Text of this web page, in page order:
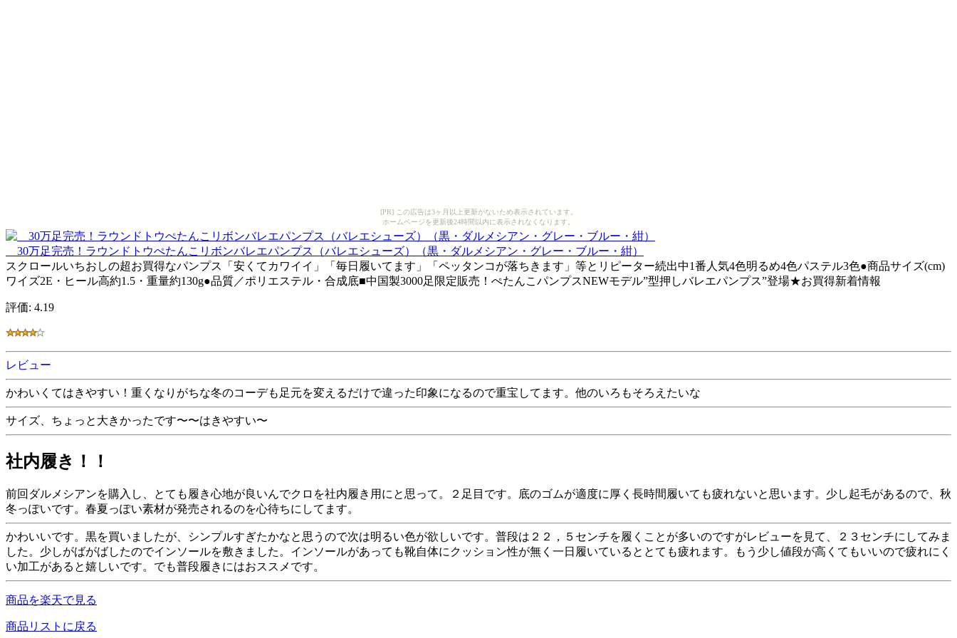
[PR] この広告は3ヶ月以上更新がないため表示されています。
ホームページを更新後24時間以内に表示されなくなります。
30万足完売！ラウンドトウぺたんこリボンバレエパンプス（バレエシューズ）（黒・ダルメシアン・グレー・ブルー・紺）
スクロールいちおしの超お買得なパンプス「安くてカワイイ」「毎日履いてます」「ペッタンコが落ちきます」等とリピーター続出中1番人気4色明るめ4色パステル3色●商品サイズ(cm)
ワイズ2E・ヒール高約1.5・重量約130g●品質／ポリエステル・合成底■中国製3000足限定販売！ぺたんこパンプスNEWモデル”型押しバレエパンプス”登場★お買得新着情報
評価: 4.19
レビュー
かわいくてはきやすい！重くなりがちな冬のコーデも足元を変えるだけで違った印象になるので重宝してます。他のいろもそろえたいな
サイズ、ちょっと大きかったです〜〜はきやすい〜
社内履き！！
前回ダルメシアンを購入し、とても履き心地が良いんでクロを社内履き用にと思って。２足目です。底のゴムが適度に厚く長時間履いても疲れないと思います。少し起毛があるので、秋
冬っぽいです。春夏っぽい素材が発売されるのを心待ちにしてます。
かわいいです。黒を買いましたが、シンプルすぎたかなと思うので次は明るい色が欲しいです。普段は２２，５センチを履くことが多いのですがレビューを見て、２３センチにしてみま
した。少しがばがばしたのでインソールを敷きました。インソールがあっても靴自体にクッション性が無く一日履いているととても疲れます。もう少し値段が高くてもいいので疲れにく
い加工があると嬉しいです。でも普段履きにはおススメです。
商品を楽天で見る
商品リストに戻る